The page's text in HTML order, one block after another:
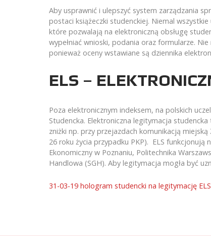
Aby usprawnić i ulepszyć system zarządzania
postaci książeczki studenckiej. Niemal
które pozwalają na elektroniczną obsługę
wypełniać wnioski, podania oraz formularze.
ponieważ oceny wstawiane są dziennika
ELS –
Poza elektronicznym indeksem, na polskich
Studencka. Elektroniczna legitymacja
zniżki np. przy przejazdach komunikacją
26 roku życia przypadku PKP). ELS funkcjonują
Ekonomiczny w Poznaniu, Politechnika
Handlowa (SGH). Aby legitymacja mogła być
31-03-19 hologram studencki na legitymację